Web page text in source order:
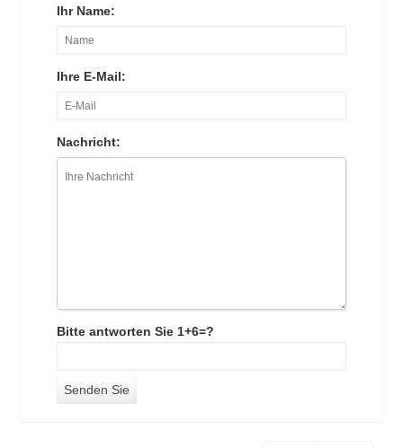
Ihr Name:
Ihre E-Mail:
Nachricht:
Bitte antworten Sie 1+6=?